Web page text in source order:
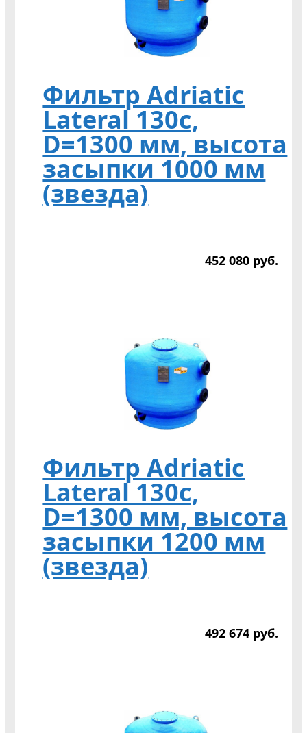
Фильтр Adriatic
Lateral 130c,
D=1300 мм, высота
засыпки 1000 мм
(звезда)
452 080 руб.
Фильтр Adriatic
Lateral 130c,
D=1300 мм, высота
засыпки 1200 мм
(звезда)
492 674 руб.